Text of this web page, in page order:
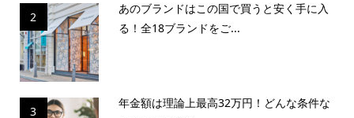
2
あのブランドはこの国で買うと安く手に入
る！全18ブランドをご...
3
年金額は理論上最高32万円！どんな条件な